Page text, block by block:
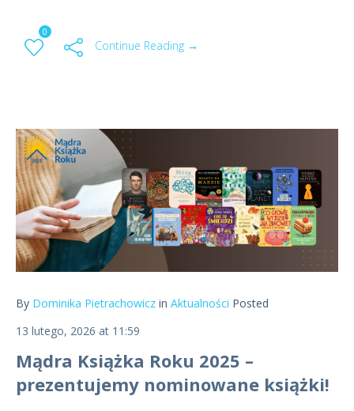
0
Continue Reading →
By Dominika Pietrachowicz in Aktualności Posted
13 lutego, 2026 at 11:59
Mądra Książka Roku 2025 –
prezentujemy nominowane książki!